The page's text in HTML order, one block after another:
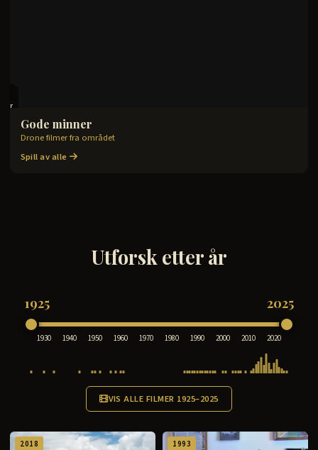
Gode minner
Drone filmer fra området
Spill av alle
Utforsk etter år
1925 2025
1930 1940 1950 1960 1970 1980 1990 2000 2010 2020
VIS ALLE FILMER 1925–2025
2018 1993